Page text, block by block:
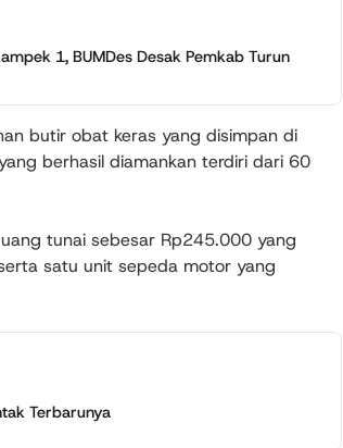
1, BUMDes Desak Pemkab Turun
butir obat keras yang disimpan di
berhasil diamankan terdiri dari 60
tunai sebesar Rp245.000 yang
satu unit sepeda motor yang
Terbarunya